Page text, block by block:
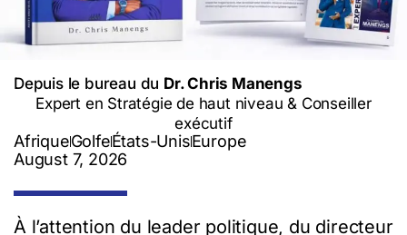
Depuis le bureau du Dr. Chris Manengs
Expert en Stratégie de haut niveau & Conseiller
exécutif
AfriqueGolfeÉtats-UnisEurope
August 7, 2026
À l’attention du leader politique, du directeur